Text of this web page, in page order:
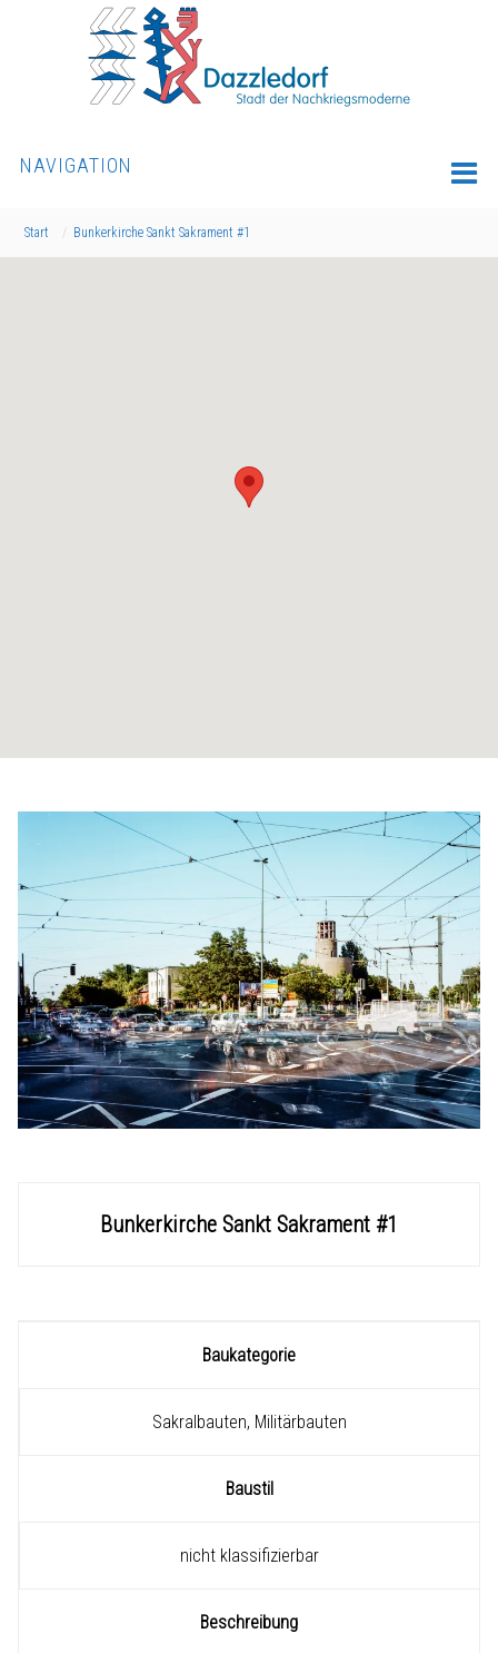
NAVIGATION
Start Bunkerkirche Sankt Sakrament #1
Bunkerkirche Sankt Sakrament #1
Baukategorie
Sakralbauten, Militärbauten
Baustil
nicht klassifizierbar
Beschreibung